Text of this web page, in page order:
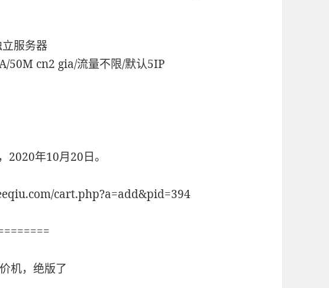
服务器
50M cn2 gia/流量不限/默认5IP
2020年10月20日。
cart.php?a=add&pid=394
机，绝版了